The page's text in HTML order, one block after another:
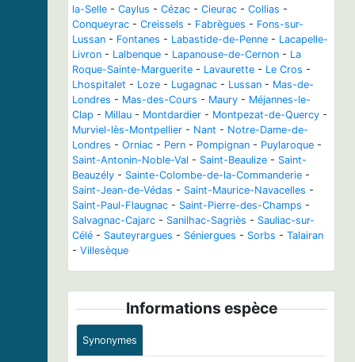
la-Selle - Caylus - Cézac - Cieurac - Collias -
Conqueyrac - Creissels - Fabrègues - Fons-sur-
Lussan - Fontanes - Labastide-de-Penne - Lacapelle-
Livron - Lalbenque - Lapanouse-de-Cernon - La
Roque-Sainte-Marguerite - Lavaurette - Le Cros -
Lhospitalet - Loze - Lugagnac - Lussan - Mas-de-
Londres - Mas-des-Cours - Maury - Méjannes-le-
Clap - Millau - Montdardier - Montpezat-de-Quercy -
Murviel-lès-Montpellier - Nant - Notre-Dame-de-
Londres - Orniac - Pern - Pompignan - Puylaroque -
Saint-Antonin-Noble-Val - Saint-Beaulize - Saint-
Beauzély - Sainte-Colombe-de-la-Commanderie -
Saint-Jean-de-Védas - Saint-Maurice-Navacelles -
Saint-Paul-Flaugnac - Saint-Pierre-des-Champs -
Salvagnac-Cajarc - Sanilhac-Sagriès - Sauliac-sur-
Célé - Sauteyrargues - Séniergues - Sorbs - Talairan
- Villesèque
Informations espèce
Synonymes